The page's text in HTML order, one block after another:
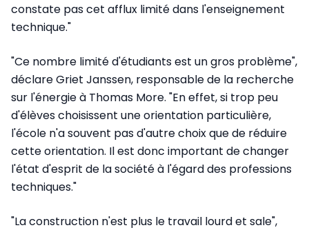
constate pas cet afflux limité dans l'enseignement
technique."
"Ce nombre limité d'étudiants est un gros problème",
déclare Griet Janssen, responsable de la recherche
sur l'énergie à Thomas More. "En effet, si trop peu
d'élèves choisissent une orientation particulière,
l'école n'a souvent pas d'autre choix que de réduire
cette orientation. Il est donc important de changer
l'état d'esprit de la société à l'égard des professions
techniques."
"La construction n'est plus le travail lourd et sale",